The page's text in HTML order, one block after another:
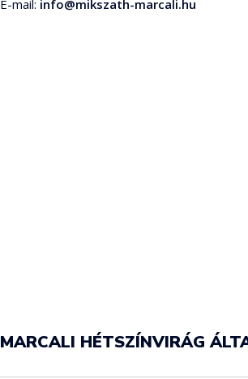
E-mail: info@mikszath-marcali.hu
MARCALI HÉTSZÍNVIRÁG